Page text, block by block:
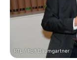
RTL / Rolf Baumgartner